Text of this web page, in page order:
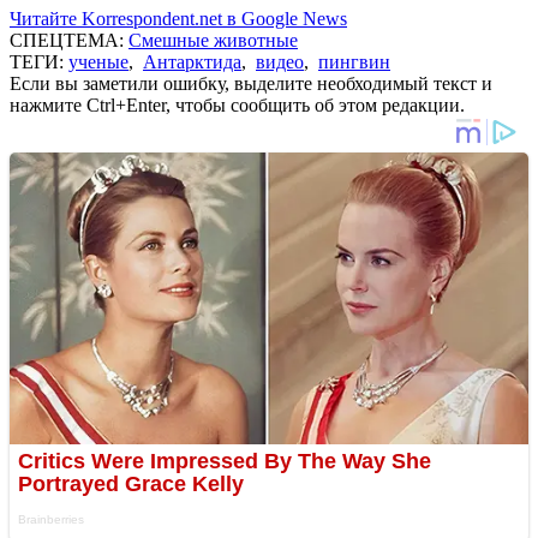
Читайте Korrespondent.net в Google News
СПЕЦТЕМА: Смешные животные
ТЕГИ: ученые, Антарктида, видео, пингвин
Если вы заметили ошибку, выделите необходимый текст и
нажмите Ctrl+Enter, чтобы сообщить об этом редакции.